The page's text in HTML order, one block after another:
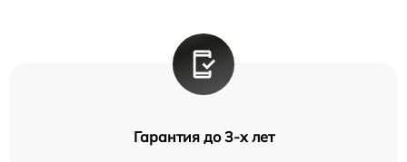
Гарантия до 3-х лет